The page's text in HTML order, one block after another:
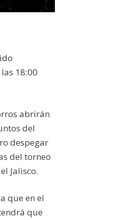
18:00
abrirán
del
despegar
del torneo
Jalisco.
que en el
que